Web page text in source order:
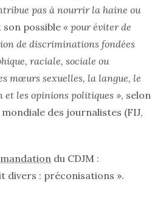
pas à nourrir la haine ou
possible « pour éviter de
de discriminations fondées
raciale, sociale ou
mœurs sexuelles, la langue, le
les opinions politiques », selon
des journalistes (FIJ,
du CDJM :
divers : préconisations ».